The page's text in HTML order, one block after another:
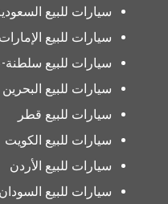
سيارات للبيع
سيارات للبيع الإمارات
سيارات للبيع
سيارات للبيع البحرين
سيارات للبيع قطر
سيارات للبيع الكويت
سيارات للبيع الأردن
سيارات للبيع السودان